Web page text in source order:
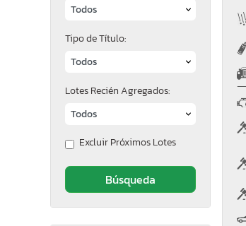
Tipo de Título:
Lotes Recién Agregados:
Excluir Próximos Lotes